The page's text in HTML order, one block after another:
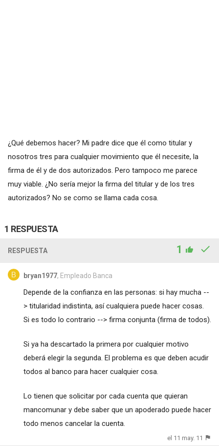
¿Qué debemos hacer? Mi padre dice que él como titular y
nosotros tres para cualquier movimiento que él necesite, la
firma de él y de dos autorizados. Pero tampoco me parece
muy viable. ¿No sería mejor la firma del titular y de los tres
autorizados? No se como se llama cada cosa.
1 RESPUESTA
RESPUESTA 1
bryan1977, Empleado Banca
Depende de la confianza en las personas: si hay mucha --
> titularidad indistinta, así cualquiera puede hacer cosas.
Si es todo lo contrario --> firma conjunta (firma de todos).
Si ya ha descartado la primera por cualquier motivo
deberá elegir la segunda. El problema es que deben acudir
todos al banco para hacer cualquier cosa.
Lo tienen que solicitar por cada cuenta que quieran
mancomunar y debe saber que un apoderado puede hacer
todo menos cancelar la cuenta.
el 11 may. 11